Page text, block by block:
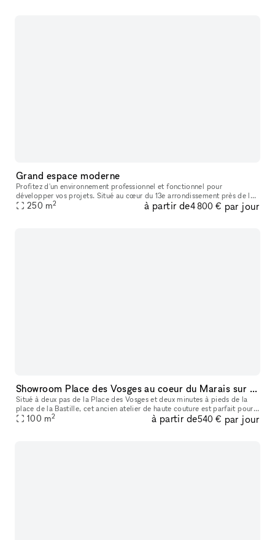
Grand espace moderne
Profitez d'un environnement professionnel et fonctionnel pour
développer vos projets. Situé au cœur du 13e arrondissement près de la
Bibliothèque François Mitterrand. Ce grand espace industriel lumin
250 m2 à partir de4 800 € par jour
Showroom Place des Vosges au coeur du Marais sur cour classée
Situé à deux pas de la Place des Vosges et deux minutes à pieds de la
place de la Bastille, cet ancien atelier de haute couture est parfait pour
votre prochain Showroom, événement ou exposition. Donn
100 m2 à partir de540 € par jour